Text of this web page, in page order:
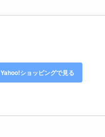
Yahoo!ショッピングで見る